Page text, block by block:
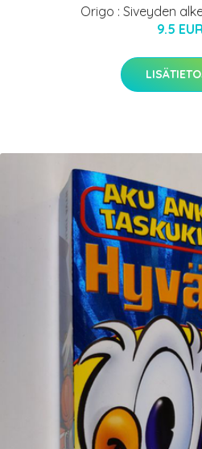
Origo : Siveyden
9.5